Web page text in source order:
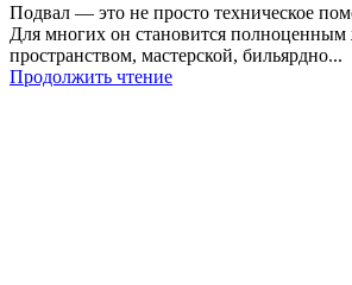
Подвал — это не просто техническое
Для многих он становится
пространством, мастерской, бильярдно...
Продолжить чтение